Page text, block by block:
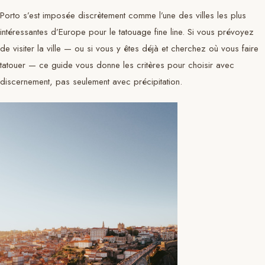
Porto s’est imposée discrètement comme l’une des villes les plus
intéressantes d’Europe pour le tatouage fine line. Si vous prévoyez
de visiter la ville — ou si vous y êtes déjà et cherchez où vous faire
tatouer — ce guide vous donne les critères pour choisir avec
discernement, pas seulement avec précipitation.